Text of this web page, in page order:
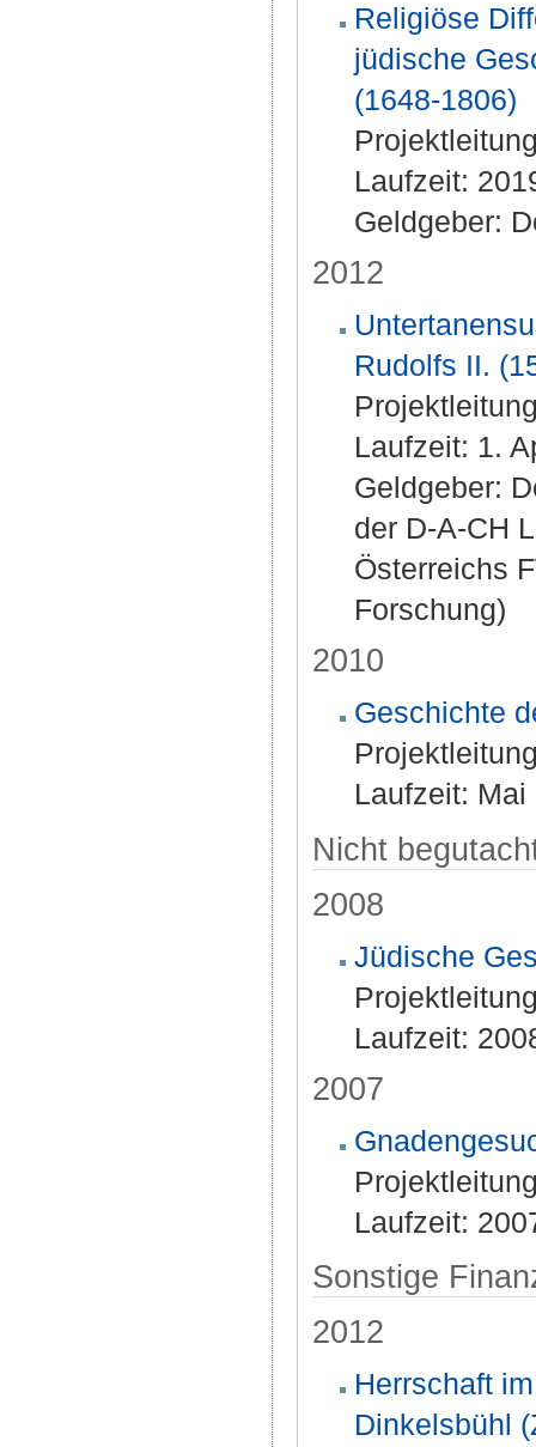
Religiöse
jüdische
(1648-1806)
Laufzeit:
Geldgeber:
2012
Rudolfs II.
Laufzeit: 1.
Geldgeber:
der D-A-CH
Österreichs
Forschung)
2010
Geschichte
Laufzeit:
Nicht
2008
Jüdische
Laufzeit:
2007
Laufzeit:
Sonstige
2012
Herrschaft
Dinkelsbühl